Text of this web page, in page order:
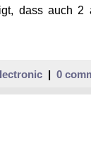
dass auch 2
| 0